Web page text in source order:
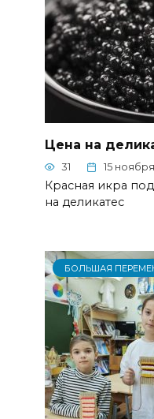
Цена на
31 15
Красная икра
на деликатес
БОЛЬШАЯ